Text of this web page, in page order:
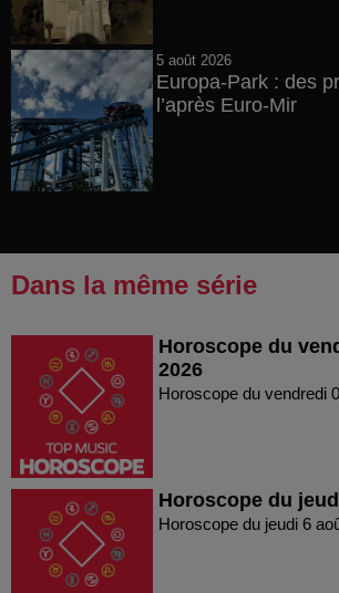
5 août 2026
Europa-Park : des
l’après Euro-Mir
Dans la même série
Horoscope du
2026
Horoscope du vendredi
Horoscope du
Horoscope du jeudi 6